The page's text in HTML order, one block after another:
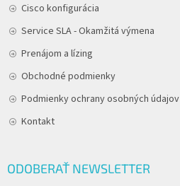
Cisco konfigurácia
Service SLA - Okamžitá výmena
Prenájom a lízing
Obchodné podmienky
Podmienky ochrany osobných údajov
Kontakt
ODOBERAŤ NEWSLETTER